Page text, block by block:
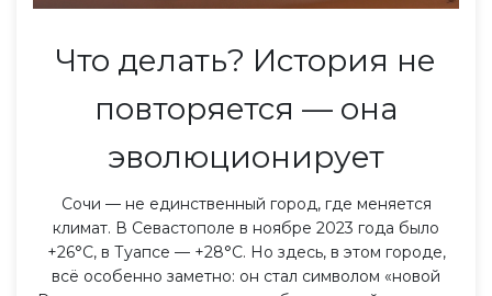
Что делать? История не
повторяется — она
эволюционирует
Сочи — не единственный город, где меняется
климат. В Севастополе в ноябре 2023 года было
+26°C, в Туапсе — +28°C. Но здесь, в этом городе,
всё особенно заметно: он стал символом «новой